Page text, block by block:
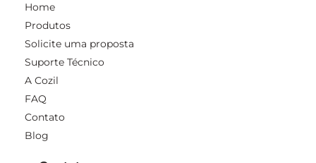
Home
Produtos
Solicite uma proposta
Suporte Técnico
A Cozil
FAQ
Contato
Blog